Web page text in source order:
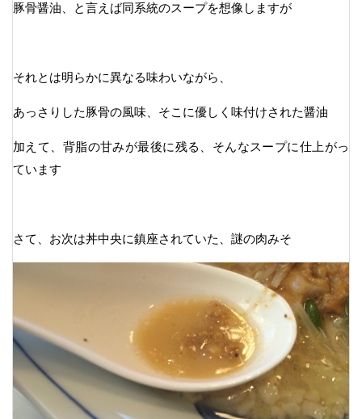
豚骨醤油、と言えば同系統のスープを想像しますが
それとは明らかに異なる味わいながら、
あっさりした豚骨の風味、そこに優しく味付けされた醤油
加えて、背脂の甘みが最後に残る、そんなスープに仕上がっ
ています
さて、お次は丼中央に鎮座されていた、謎の肉みそ